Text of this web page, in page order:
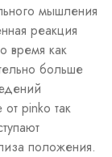
мышления
реакция
время как
больше
pinko так
положения.